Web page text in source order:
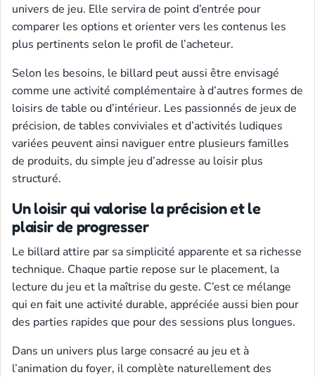
univers de jeu. Elle servira de point d’entrée pour
comparer les options et orienter vers les contenus les
plus pertinents selon le profil de l’acheteur.
Selon les besoins, le billard peut aussi être envisagé
comme une activité complémentaire à d’autres formes de
loisirs de table ou d’intérieur. Les passionnés de jeux de
précision, de tables conviviales et d’activités ludiques
variées peuvent ainsi naviguer entre plusieurs familles
de produits, du simple jeu d’adresse au loisir plus
structuré.
Un loisir qui valorise la précision et le
plaisir de progresser
Le billard attire par sa simplicité apparente et sa richesse
technique. Chaque partie repose sur le placement, la
lecture du jeu et la maîtrise du geste. C’est ce mélange
qui en fait une activité durable, appréciée aussi bien pour
des parties rapides que pour des sessions plus longues.
Dans un univers plus large consacré au jeu et à
l’animation du foyer, il complète naturellement des